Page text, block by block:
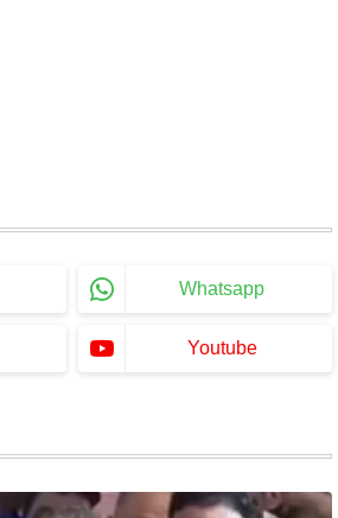
Whatsapp
Youtube